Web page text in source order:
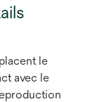
le
avec le